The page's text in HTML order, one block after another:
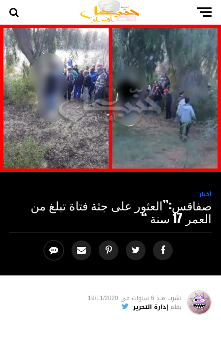
أخبار
صفاقس:”العثور على جثة فتاة تبلغ من
العمر 17 سنة “
نشرت منذ 6 سنوات فى 19/11/2020
بقلم إدارة التحرير